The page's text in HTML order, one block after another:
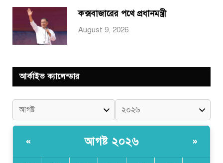
কক্সবাজারের পথে প্রধানমন্ত্রী
August 9, 2026
আর্কাইভ ক্যালেন্ডার
« আগষ্ট ২০২৬ »